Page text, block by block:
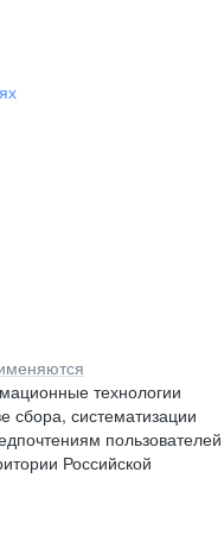
технологии
сбора, систематизации
пользователей
Российской